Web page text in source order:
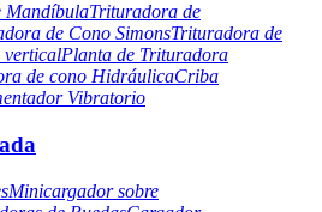
MandíbulaTrituradora de
de Cono SimonsTrituradora de
verticalPlanta de Trituradora
de cono HidráulicaCriba
Vibratorio
Minicargador sobre